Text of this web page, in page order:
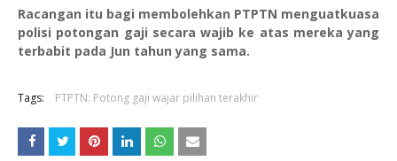
Racangan itu bagi membolehkan PTPTN menguatkuasa
polisi potongan gaji secara wajib ke atas mereka yang
terbabit pada Jun tahun yang sama.
Tags: PTPTN: Potong gaji wajar pilihan terakhir